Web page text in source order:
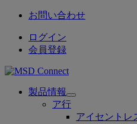
お問い合わせ
ログイン
会員登録
製品情報
Open
submenu
ア行
アイセントレ